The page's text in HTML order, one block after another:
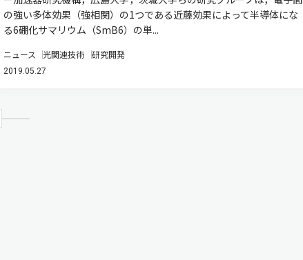
の強い多体効果（強相関）の1つである近藤効果によって半導体にな
る6硼化サマリウム（SmB6）の単...
ニュース 光関連技術 研究開発
2019.05.27